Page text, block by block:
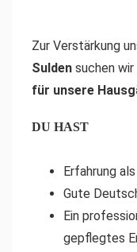
Zur Verstärkung
Sulden suchen
für unsere
DU HAST
Erfahrung
Gute
Ein
gepflegtes